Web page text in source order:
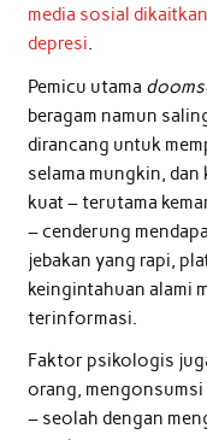
media sosial
depresi.
Pemicu utama
beragam namun
dirancang untuk
selama mungkin,
kuat – terutama
– cenderung
jebakan yang rapi,
keingintahuan alami
terinformasi.
Faktor psikologis
orang,
– seolah dengan